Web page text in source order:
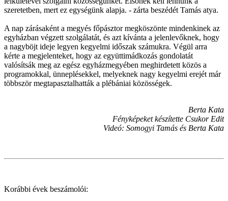
szeretetben, mert ez egységünk alapja. - zárta beszédét Tamás atya.
A nap zárásaként a megyés főpásztor megköszönte mindenkinek az
egyházban végzett szolgálatát, és azt kívánta a jelenlevőknek, hogy
a nagyböjt ideje legyen kegyelmi időszak számukra. Végül arra
kérte a megjelenteket, hogy az együttimádkozás gondolatát
valósítsák meg az egész egyházmegyében meghirdetett közös a
programokkal, ünneplésekkel, melyeknek nagy kegyelmi erejét már
többször megtapasztalhatták a plébániai közösségek.
Berta Kata
Fényképeket készítette Csukor Edit
Videó: Somogyi Tamás és Berta Kata
Korábbi évek beszámolói: